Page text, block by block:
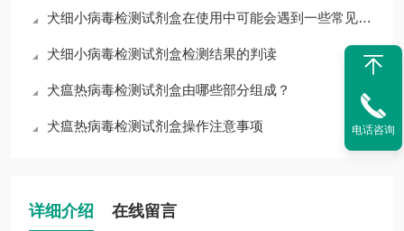
犬细小病毒检测试剂盒在使用中可能会遇到一些常见问题
犬细小病毒检测试剂盒检测结果的判读
犬瘟热病毒检测试剂盒由哪些部分组成？
犬瘟热病毒检测试剂盒操作注意事项
详细介绍 在线留言
电话咨询